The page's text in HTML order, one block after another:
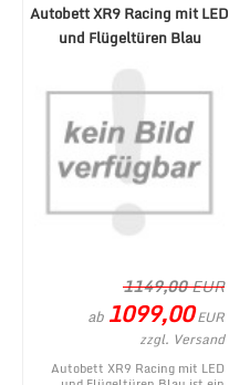
Autobett XR9 Racing mit LED
und Flügeltüren Blau
1149,00EUR
ab 1099,00EUR
zzgl. Versand
Autobett XR9 Racing mit LED